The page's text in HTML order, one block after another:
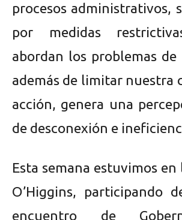
procesos administrativos,
por medidas
abordan los problemas de
además de limitar nuestra
acción, genera una
de desconexión e
Esta semana estuvimos en
O’Higgins, participando
encuentro de